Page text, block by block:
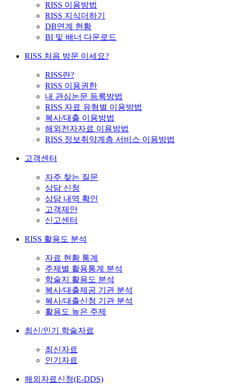
RISS 이용방법
RISS 지식더하기
DB연계 현황
BI 및 배너 다운로드
RISS 처음 방문 이세요?
RISS란?
RISS 이용권한
내 관심논문 등록방법
RISS 자료 유형별 이용방법
복사/대출 이용방법
해외전자자료 이용방법
RISS 정보취약계층 서비스 이용방법
고객센터
자주 찾는 질문
상담 신청
상담 내역 확인
고객제안
신고센터
RISS 활용도 분석
자료 현황 통계
주제별 활용통계 분석
학술지 활용도 분석
복사/대출제공 기관 분석
복사/대출신청 기관 분석
활용도 높은 주제
최신/인기 학술자료
최신자료
인기자료
해외자료신청(E-DDS)